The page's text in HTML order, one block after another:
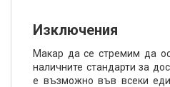
Изключения
Макар да се стремим да
наличните стандарти за
е възможно във всеки